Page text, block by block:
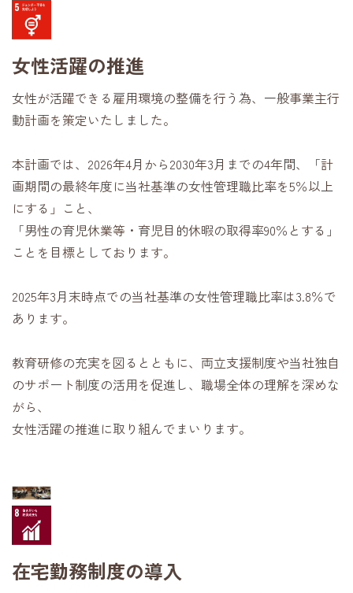
女性活躍の推進
女性が活躍できる雇用環境の整備を行う為、一般事業主行
動計画を策定いたしました。
本計画では、2026年4月から2030年3月までの4年間、「計
画期間の最終年度に当社基準の女性管理職比率を5％以上
にする」こと、
「男性の育児休業等・育児目的休暇の取得率90％とする」
ことを目標としております。
2025年3月末時点での当社基準の女性管理職比率は3.8％で
あります。
教育研修の充実を図るとともに、両立支援制度や当社独自
のサポート制度の活用を促進し、職場全体の理解を深めな
がら、
女性活躍の推進に取り組んでまいります。
在宅勤務制度の導入